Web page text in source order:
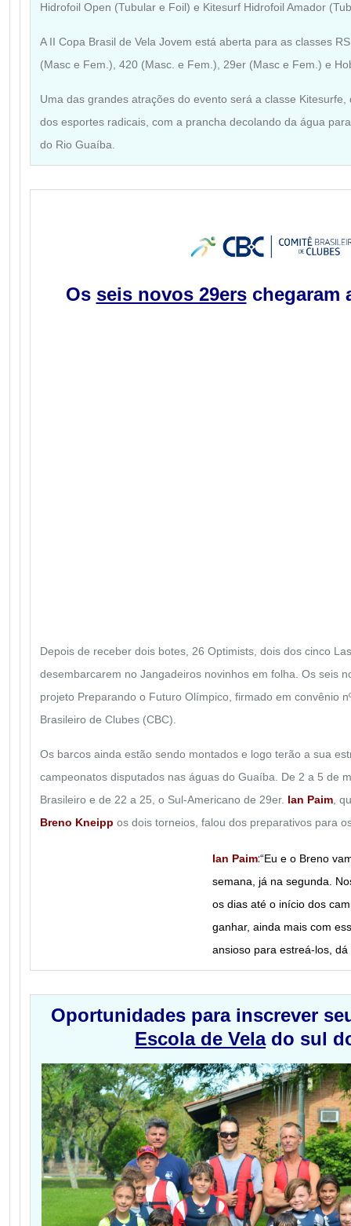
Hidrofoil Open (Tubular e Foil) e Kitesurf Hidrofoil Amador
A II Copa Brasil de Vela Jovem está aberta para as classes
(Masc e Fem.), 420 (Masc. e Fem.), 29er (Masc e Fem.) e
Uma das grandes atrações do evento será a classe
dos esportes radicais, com a prancha decolando da água
do Rio Guaíba.
Os seis novos 29erschegaram
Depois de receber dois botes, 26 Optimists, dois dos cinco
desembarcarem no Jangadeiros novinhos em folha. Os seis
projeto Preparando o Futuro Olímpico, firmado em convênio
Brasileiro de Clubes (CBC).
Os barcos ainda estão sendo montados e logo terão a sua
campeonatos disputados nas águas do Guaíba. De 2 a 5 de
Brasileiro e de 22 a 25, o Sul-Americano de 29er. Ian Paim ,
Breno Kneipp os dois torneios, falou dos preparativos para
Ian Paim:“Eu e o Breno
semana, já na segunda.
os dias até o início dos
ganhar, ainda mais com
ansioso para estreá-los,
Oportunidades para inscrever
Escola de Velado sul